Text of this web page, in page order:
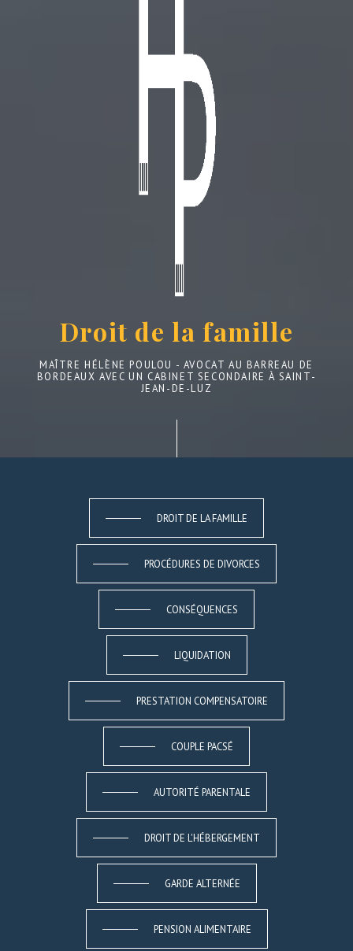
Droit de la famille
MAÎTRE HÉLÈNE POULOU - AVOCAT AU BARREAU DE
BORDEAUX AVEC UN CABINET SECONDAIRE À SAINT-
JEAN-DE-LUZ
DROIT DE LA FAMILLE
PROCÉDURES DE DIVORCES
CONSÉQUENCES
LIQUIDATION
PRESTATION COMPENSATOIRE
COUPLE PACSÉ
AUTORITÉ PARENTALE
DROIT DE L'HÉBERGEMENT
GARDE ALTERNÉE
PENSION ALIMENTAIRE